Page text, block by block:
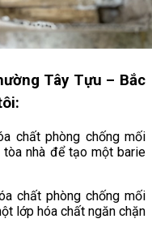
Tây Tựu – Bắc
chất phòng chống mối
tòa nhà để tạo một barie
chất phòng chống mối
lớp hóa chất ngăn chặn